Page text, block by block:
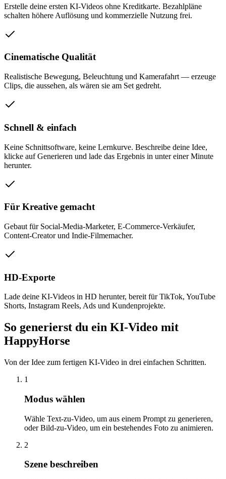
Erstelle deine ersten KI-Videos ohne Kreditkarte. Bezahlpläne
schalten höhere Auflösung und kommerzielle Nutzung frei.
Cinematische Qualität
Realistische Bewegung, Beleuchtung und Kamerafahrt — erzeuge
Clips, die aussehen, als wären sie am Set gedreht.
Schnell & einfach
Keine Schnittsoftware, keine Lernkurve. Beschreibe deine Idee,
klicke auf Generieren und lade das Ergebnis in unter einer Minute
herunter.
Für Kreative gemacht
Gebaut für Social-Media-Marketer, E-Commerce-Verkäufer,
Content-Creator und Indie-Filmemacher.
HD-Exporte
Lade deine KI-Videos in HD herunter, bereit für TikTok, YouTube
Shorts, Instagram Reels, Ads und Kundenprojekte.
So generierst du ein KI-Video mit
HappyHorse
Von der Idee zum fertigen KI-Video in drei einfachen Schritten.
1
Modus wählen
Wähle Text-zu-Video, um aus einem Prompt zu generieren,
oder Bild-zu-Video, um ein bestehendes Foto zu animieren.
2
Szene beschreiben